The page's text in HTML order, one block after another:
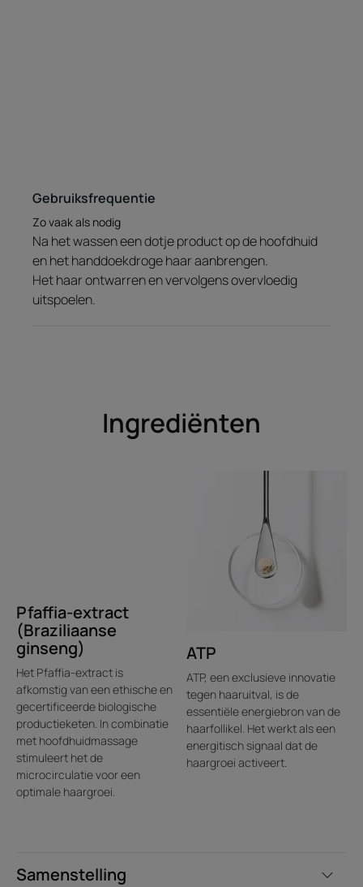
Gebruiksfrequentie
Zo vaak als nodig
Na het wassen een dotje product op de hoofdhuid
en het handdoekdroge haar aanbrengen.
Het haar ontwarren en vervolgens overvloedig
uitspoelen.
Ingrediënten
Samenstelling
Pfaffia-extract
(Braziliaanse
ginseng)
Het Pfaffia-extract is
afkomstig van een ethische en
gecertificeerde biologische
productieketen. In combinatie
met hoofdhuidmassage
stimuleert het de
microcirculatie voor een
optimale haargroei.
ATP
ATP, een exclusieve innovatie
tegen haaruitval, is de
essentiële energiebron van de
haarfollikel. Het werkt als een
energitisch signaal dat de
haargroei activeert.